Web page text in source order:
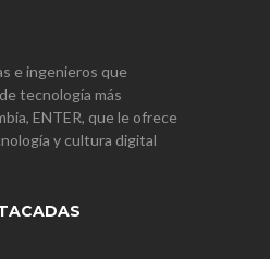
e ingenieros que
tecnología más
ENTER, que le ofrece
y cultura digital